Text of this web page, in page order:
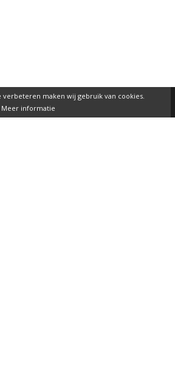
maken wij gebruik van cookies.
Meer informatie